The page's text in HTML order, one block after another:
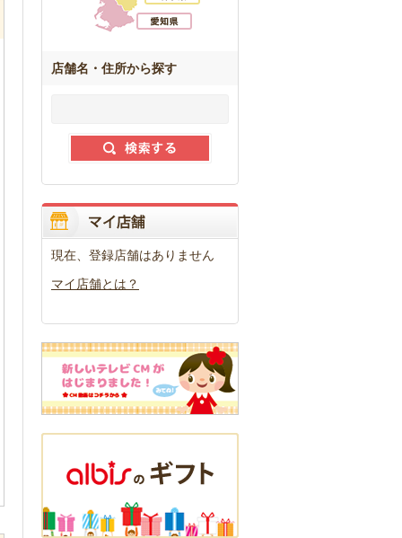
店舗名・住所から探す
現在、登録店舗はありません
マイ店舗とは？